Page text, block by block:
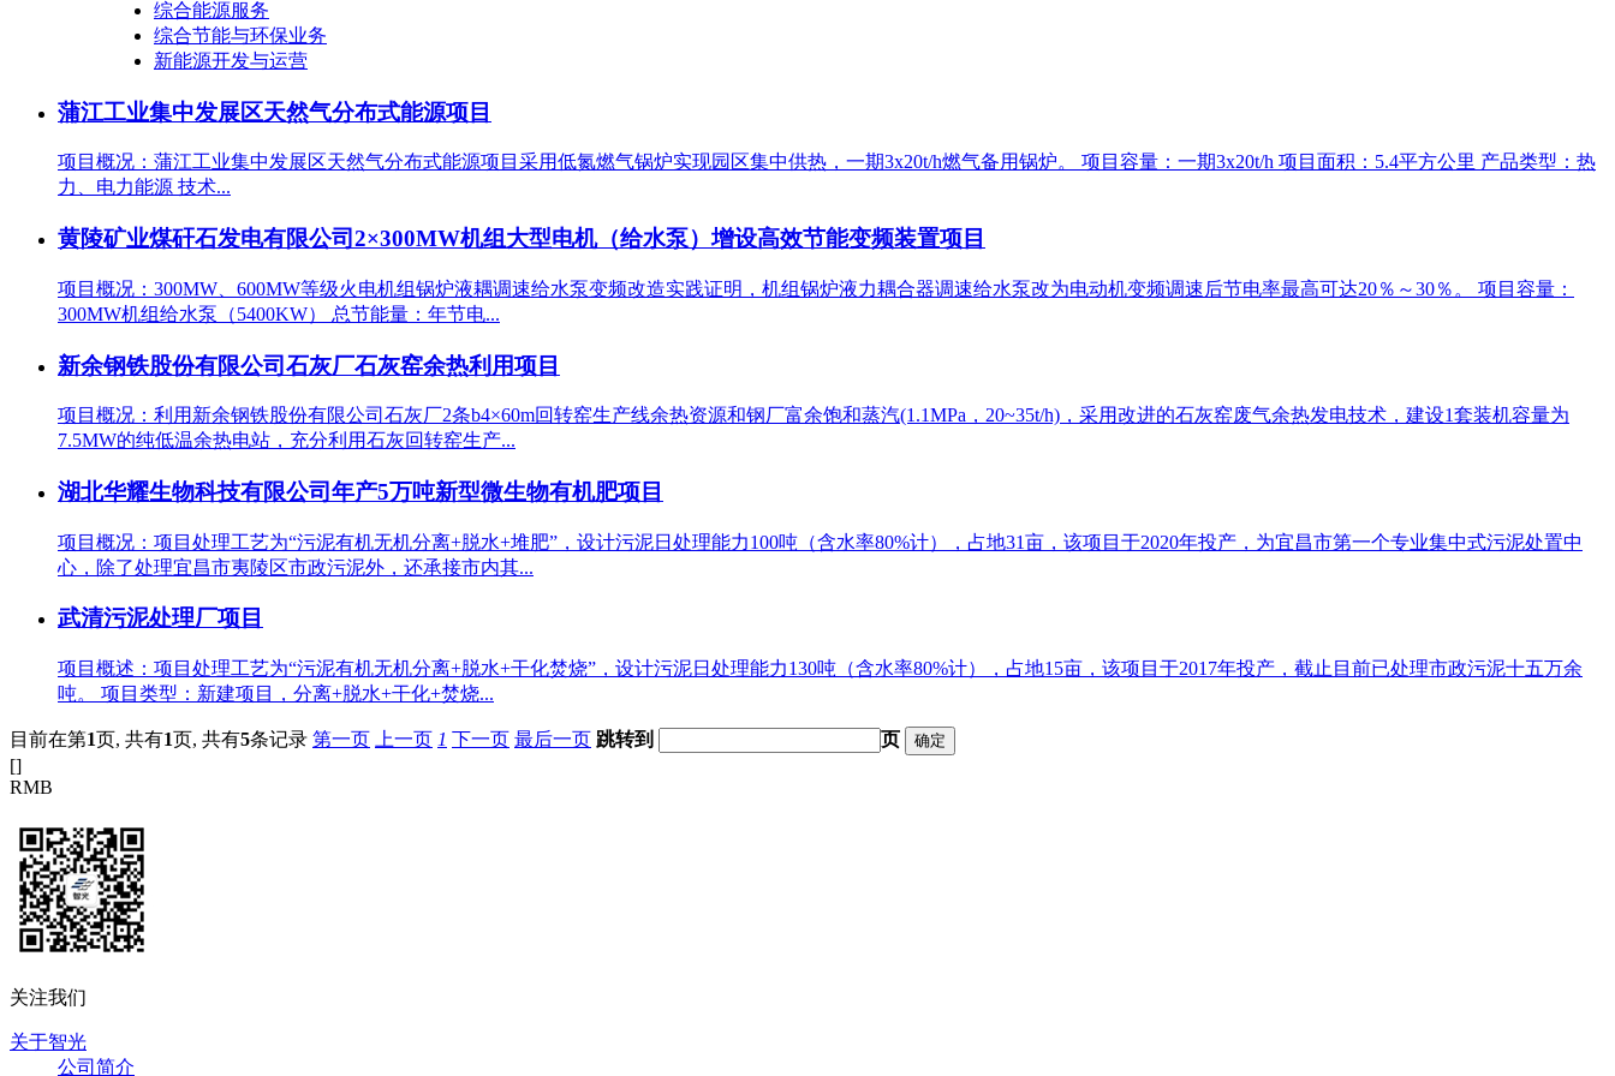
综合能源服务
综合节能与环保业务
新能源开发与运营
蒲江工业集中发展区天然气分布式能源项目
项目概况：蒲江工业集中发展区天然气分布式能源项目采用低氮燃气锅炉实现园区集中供热，一期3x20t/h燃气备用锅炉。 项目容量：一期3x20t/h 项目面积：5.4平方公里 产品类型：热
力、电力能源 技术...
黄陵矿业煤矸石发电有限公司2×300MW机组大型电机（给水泵）增设高效节能变频装置项目
项目概况：300MW、600MW等级火电机组锅炉液耦调速给水泵变频改造实践证明，机组锅炉液力耦合器调速给水泵改为电动机变频调速后节电率最高可达20％～30％。 项目容量：
300MW机组给水泵（5400KW） 总节能量：年节电...
新余钢铁股份有限公司石灰厂石灰窑余热利用项目
项目概况：利用新余钢铁股份有限公司石灰厂2条b4×60m回转窑生产线余热资源和钢厂富余饱和蒸汽(1.1MPa，20~35t/h)，采用改进的石灰窑废气余热发电技术，建设1套装机容量为
7.5MW的纯低温余热电站，充分利用石灰回转窑生产...
湖北华耀生物科技有限公司年产5万吨新型微生物有机肥项目
项目概况：项目处理工艺为“污泥有机无机分离+脱水+堆肥”，设计污泥日处理能力100吨（含水率80%计），占地31亩，该项目于2020年投产，为宜昌市第一个专业集中式污泥处置中
心，除了处理宜昌市夷陵区市政污泥外，还承接市内其...
武清污泥处理厂项目
项目概述：项目处理工艺为“污泥有机无机分离+脱水+干化焚烧”，设计污泥日处理能力130吨（含水率80%计），占地15亩，该项目于2017年投产，截止目前已处理市政污泥十五万余
吨。 项目类型：新建项目，分离+脱水+干化+焚烧...
目前在第1页, 共有1页, 共有5条记录 第一页 上一页 1 下一页 最后一页 跳转到
页
[]
RMB
关注我们
关于智光
公司简介